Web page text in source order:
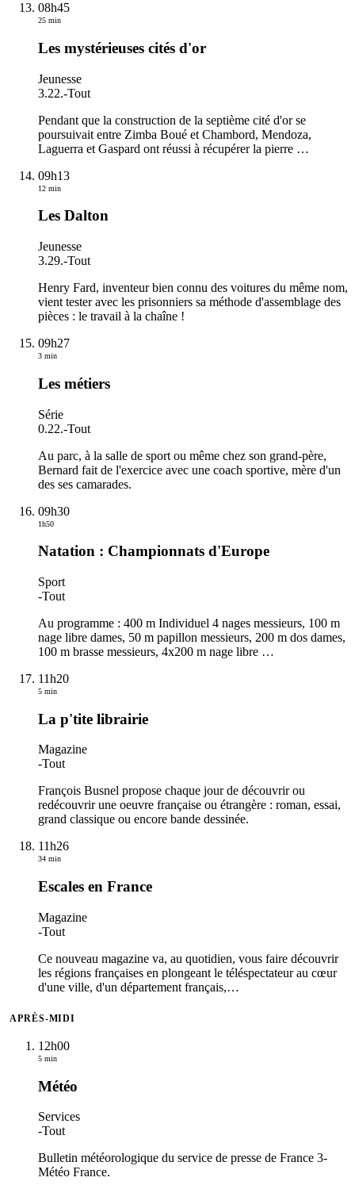
08h45
25 min
Les mystérieuses cités d'or
Jeunesse
3.22.-Tout
Pendant que la construction de la septième cité d'or se
poursuivait entre Zimba Boué et Chambord, Mendoza,
Laguerra et Gaspard ont réussi à récupérer la pierre …
09h13
12 min
Les Dalton
Jeunesse
3.29.-Tout
Henry Fard, inventeur bien connu des voitures du même nom,
vient tester avec les prisonniers sa méthode d'assemblage des
pièces : le travail à la chaîne !
09h27
3 min
Les métiers
Série
0.22.-Tout
Au parc, à la salle de sport ou même chez son grand-père,
Bernard fait de l'exercice avec une coach sportive, mère d'un
des ses camarades.
09h30
1h50
Natation : Championnats d'Europe
Sport
-Tout
Au programme : 400 m Individuel 4 nages messieurs, 100 m
nage libre dames, 50 m papillon messieurs, 200 m dos dames,
100 m brasse messieurs, 4x200 m nage libre …
11h20
5 min
La p'tite librairie
Magazine
-Tout
François Busnel propose chaque jour de découvrir ou
redécouvrir une oeuvre française ou étrangère : roman, essai,
grand classique ou encore bande dessinée.
11h26
34 min
Escales en France
Magazine
-Tout
Ce nouveau magazine va, au quotidien, vous faire découvrir
les régions françaises en plongeant le téléspectateur au cœur
d'une ville, d'un département français,…
APRÈS-MIDI
12h00
5 min
Météo
Services
-Tout
Bulletin météorologique du service de presse de France 3-
Météo France.